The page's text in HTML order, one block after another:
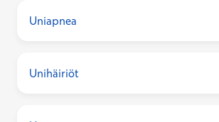
Uniapnea
Unihäiriöt